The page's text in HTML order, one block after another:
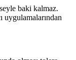
baki kalmaz.
uygulamalarından